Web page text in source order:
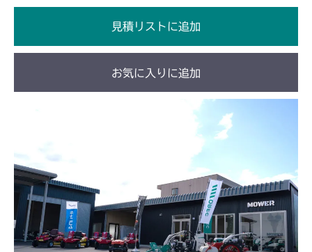
本体 FIG18 刈刃駆動
CM2203RC
本体 FIG14 刈刃駆動
CM2203YC/YCV/YCV1
本体 FIG16 刈刃駆動
CMX1402RC
本体 FIG14 刈刃駆動
CMX1402HC
見積リストに追加
お気に入りに追加